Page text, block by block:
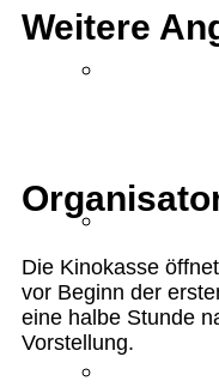
Weitere
Die Kinokasse
vor Beginn der
eine halbe Stunde
Vorstellung.